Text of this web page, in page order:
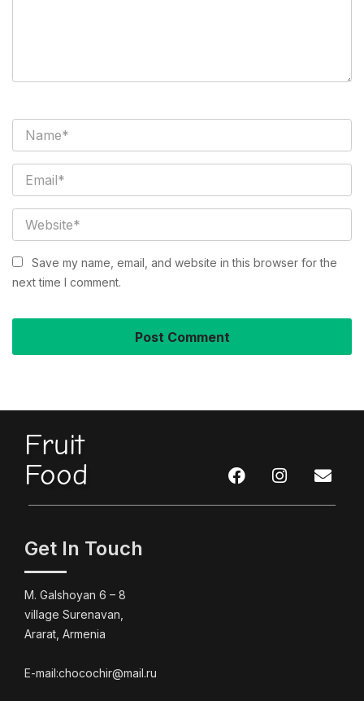
Save my name, email, and website in this browser for the
next time I comment.
Fruit
Food
Get In Touch
M. Galshoyan 6 – 8
village Surenavan,
Ararat, Armenia
E-mail:chocochir@mail.ru